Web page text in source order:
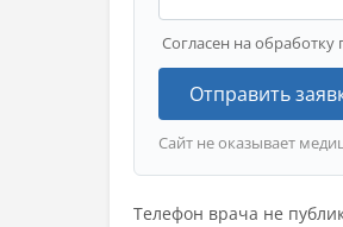
Согласен на обработку
Отправить
Сайт не оказывает
Телефон врача не